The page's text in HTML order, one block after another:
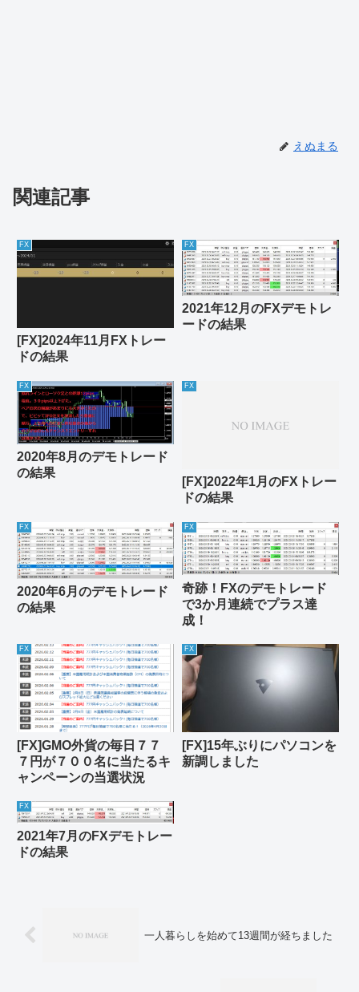
えぬまる
関連記事
FX
[FX]2024年11月FXトレー
ドの結果
FX
2021年12月のFXデモトレ
ードの結果
FX
2020年8月のデモトレード
の結果
FX
[FX]2022年1月のFXトレー
ドの結果
FX
2020年6月のデモトレード
の結果
FX
奇跡！FXのデモトレード
で3か月連続でプラス達
成！
FX
[FX]GMO外貨の毎日７７
７円が７００名に当たるキ
ャンペーンの当選状況
FX
[FX]15年ぶりにパソコンを
新調しました
FX
2021年7月のFXデモトレー
ドの結果
一人暮らしを始めて13週間が経ちました